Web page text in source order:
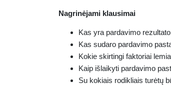
Nagrinėjami klausimai
Kas yra pardavimo
Kas sudaro pardavimo
Kokie skirtingi faktoriai
Kaip išlaikyti pardavimo
Su kokiais rodikliais turėtų